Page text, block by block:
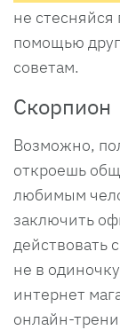
не стесняйся
помощью
советам.
Скорпион
Возможно,
откроешь
любимым
заключить
действовать
не в
интернет
онлайн-